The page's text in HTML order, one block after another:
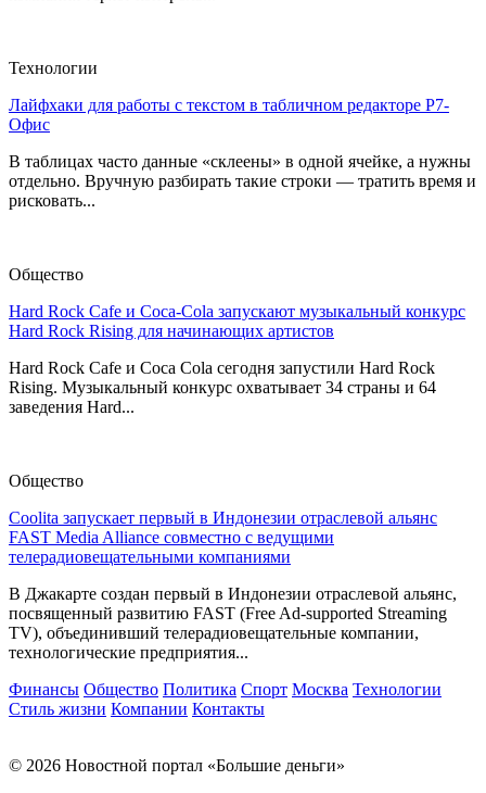
Технологии
Лайфхаки для работы с текстом в табличном редакторе Р7-
Офис
В таблицах часто данные «склеены» в одной ячейке, а нужны
отдельно. Вручную разбирать такие строки — тратить время и
рисковать...
Общество
Hard Rock Cafe и Coca-Cola запускают музыкальный конкурс
Hard Rock Rising для начинающих артистов
Hard Rock Cafe и Coca Cola сегодня запустили Hard Rock
Rising. Музыкальный конкурс охватывает 34 страны и 64
заведения Hard...
Общество
Coolita запускает первый в Индонезии отраслевой альянс
FAST Media Alliance совместно с ведущими
телерадиовещательными компаниями
В Джакарте создан первый в Индонезии отраслевой альянс,
посвященный развитию FAST (Free Ad-supported Streaming
TV), объединивший телерадиовещательные компании,
технологические предприятия...
Финансы Общество Политика Спорт Москва Технологии
Стиль жизни Компании Контакты
© 2026 Новостной портал «Большие деньги»